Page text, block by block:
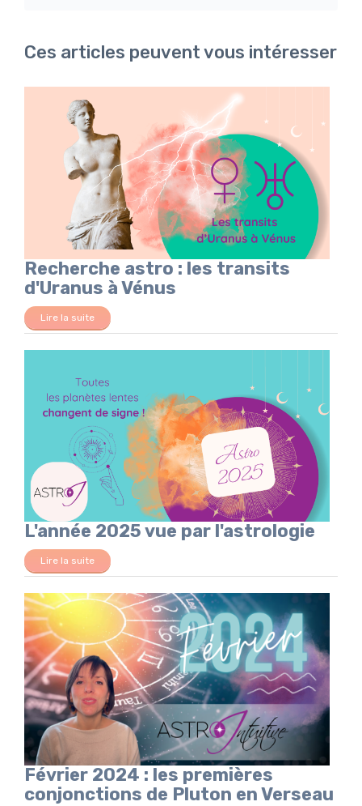
Ces articles peuvent vous intéresser
Recherche astro : les transits
d'Uranus à Vénus
Lire la suite
L'année 2025 vue par l'astrologie
Lire la suite
Février 2024 : les premières
conjonctions de Pluton en Verseau